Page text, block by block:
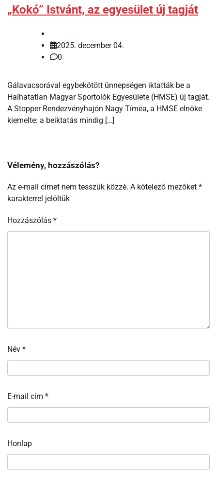
„Kokó” Istvánt, az egyesület új tagját
2025. december 04.
0
Gálavacsorával egybekötött ünnepségen iktatták be a
Halhatatlan Magyar Sportolók Egyesülete (HMSE) új tagját.
A Stopper Rendezvényhajón Nagy Tímea, a HMSE elnöke
kiemelte: a beiktatás mindig […]
Vélemény, hozzászólás?
Az e-mail címet nem tesszük közzé. A kötelező mezőket *
karakterrel jelöltük
Hozzászólás *
Név *
E-mail cím *
Honlap